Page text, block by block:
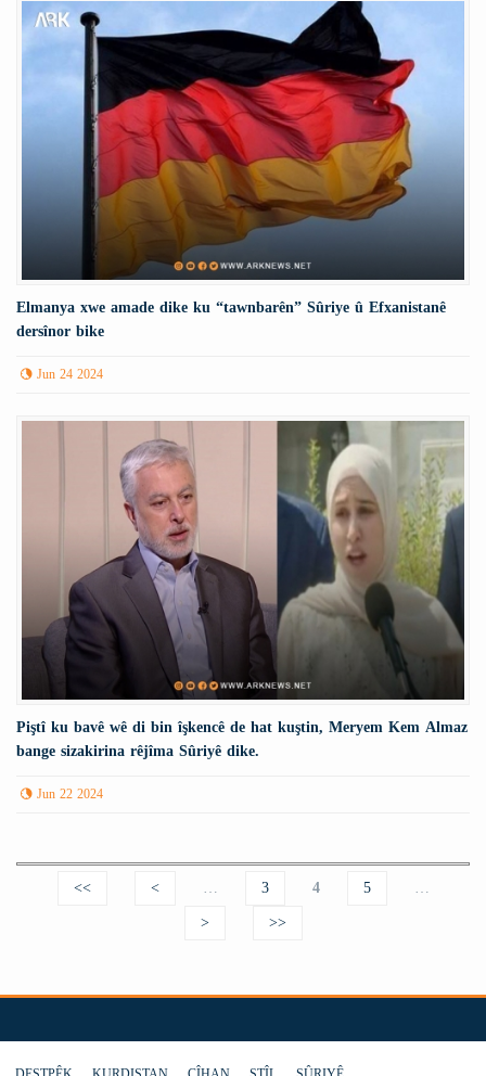
Elmanya xwe amade dike ku “tawnbarên” Sûriye û Efxanistanê
dersînor bike
Jun 24 2024
Piştî ku bavê wê di bin îşkencê de hat kuştin, Meryem Kem Almaz
bange sizakirina rêjîma Sûriyê dike.
Jun 22 2024
<< < … 3 4 5
…
>
>>